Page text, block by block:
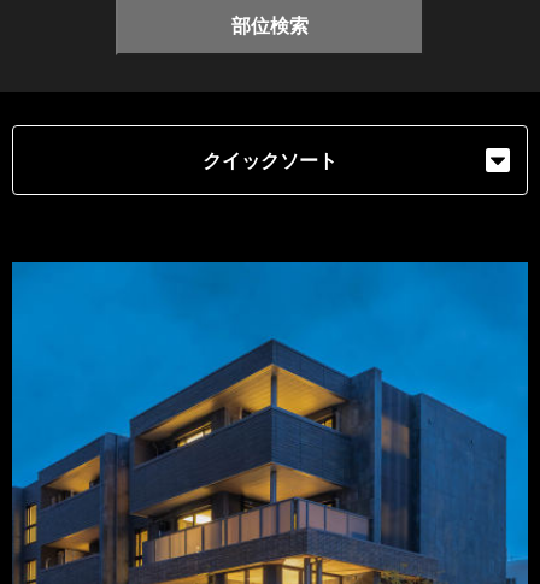
部位検索
クイックソート